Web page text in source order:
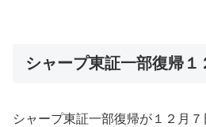
シャープ東証一部復帰１
シャープ東証一部復帰が１２月